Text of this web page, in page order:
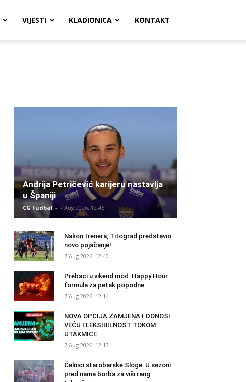
VIJESTI KLADIONICA KONTAKT
Andrija Petričević karijeru nastavlja
u Španiji
CG Fudbal - 7 Aug 2026. 12:45
Nakon trenera, Titograd predstavio
novo pojačanje!
7 Aug 2026. 12:40
Prebaci u vikend mod: Happy Hour
formula za petak popodne
7 Aug 2026. 12:14
NOVA OPCIJA ZAMJENA+ DONOSI
VEĆU FLEKSIBILNOST TOKOM
UTAKMICE
7 Aug 2026. 12:13
Čelnici starobarske Sloge: U sezoni
pred nama borba za viši rang